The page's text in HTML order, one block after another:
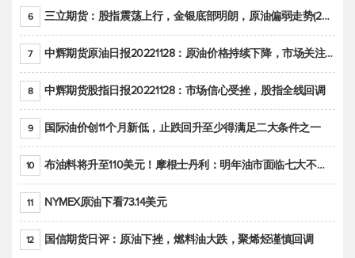
6 三立期货：股指震荡上行，金银底部明朗，原油偏弱走势(20221128收评)
7 中辉期货原油日报20221128：原油价格持续下降，市场关注OPEC+新一轮产能政策
8 中辉期货股指日报20221128：市场信心受挫，股指全线回调
9 国际油价创11个月新低，止跌回升至少得满足二大条件之一
10 布油料将升至110美元！摩根士丹利：明年油市面临七大不确定性
11 NYMEX原油下看73.14美元
12 国信期货日评：原油下挫，燃料油大跌，聚烯烃谨慎回调